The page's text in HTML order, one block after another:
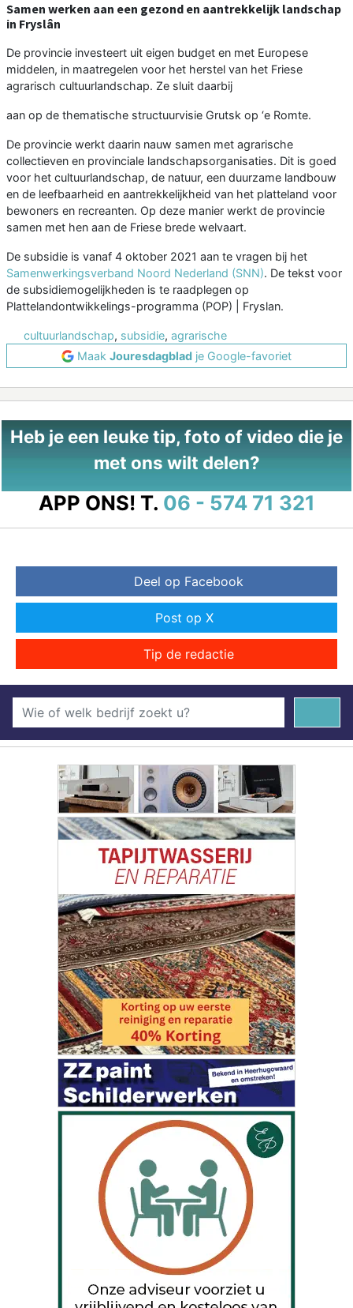
Samen werken aan een gezond en aantrekkelijk landschap
in Fryslân
De provincie investeert uit eigen budget en met Europese
middelen, in maatregelen voor het herstel van het Friese
agrarisch cultuurlandschap. Ze sluit daarbij
aan op de thematische structuurvisie Grutsk op ‘e Romte.
De provincie werkt daarin nauw samen met agrarische
collectieven en provinciale landschapsorganisaties. Dit is goed
voor het cultuurlandschap, de natuur, een duurzame landbouw
en de leefbaarheid en aantrekkelijkheid van het platteland voor
bewoners en recreanten. Op deze manier werkt de provincie
samen met hen aan de Friese brede welvaart.
De subsidie is vanaf 4 oktober 2021 aan te vragen bij het
Samenwerkingsverband Noord Nederland (SNN). De tekst voor
de subsidiemogelijkheden is te raadplegen op
Plattelandontwikkelings-programma (POP) | Fryslan.
cultuurlandschap, subsidie, agrarische
Maak Jouresdagblad je Google-favoriet
Heb je een leuke tip, foto of video die je
met ons wilt delen?
APP ONS! T. 06 - 574 71 321
Deel op Facebook
Post op X
Tip de redactie